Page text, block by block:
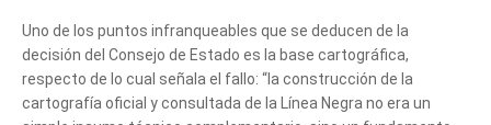
Uno de los puntos infranqueables que se deducen de la
decisión del Consejo de Estado es la base cartográfica,
respecto de lo cual señala el fallo: “la construcción de la
cartografía oficial y consultada de la Línea Negra no era un